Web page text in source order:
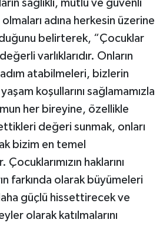
sağlıklı, mutlu ve güvenli
adına herkesin üzerine
belirterek, “Çocuklar
varlıklarıdır. Onların
atabilmeleri, bizlerin
koşullarını sağlamamızla
her bireyine, özellikle
değeri sunmak, onları
bizim en temel
haklarını
farkında olarak büyümeleri
güçlü hissettirecek ve
olarak katılmalarını